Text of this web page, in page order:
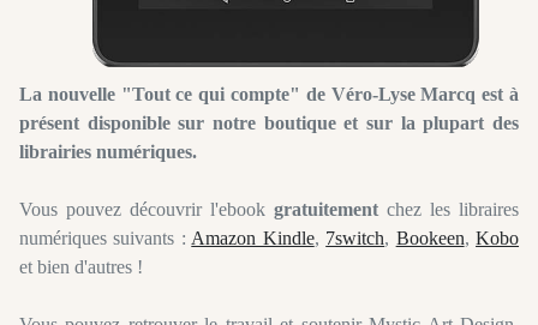
La nouvelle "Tout ce qui compte" de Véro-Lyse Marcq est à
présent disponible sur notre boutique et sur la plupart des
librairies numériques.
Vous pouvez découvrir l'ebook gratuitement chez les libraires
numériques suivants : Amazon Kindle, 7switch, Bookeen,Kobo
et bien d'autres !